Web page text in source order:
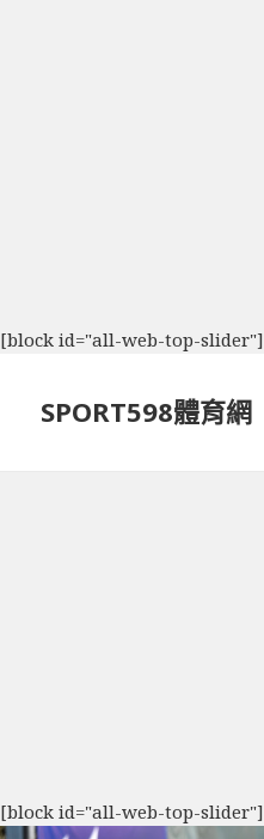
[block id="all-web-top-slider"]
SPORT598體育網
[block id="all-web-top-slider"]